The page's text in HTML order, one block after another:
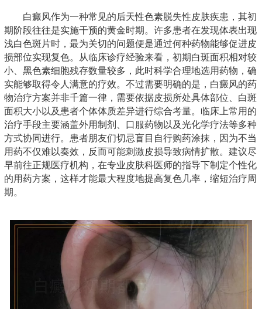
白癜风作为一种常见的后天性色素脱失性皮肤疾患，其初
期阶段往往是实施干预的黄金时期。许多患者在发现体表出现
浅白色斑片时，最为关切的问题便是通过何种药物能够促进皮
损部位实现复色。从临床诊疗经验来看，初期白斑面积相对较
小、黑色素细胞残存数量较多，此时科学合理地选用药物，确
实能够取得令人满意的疗效。不过需要明确的是，白癜风的药
物治疗方案并非千篇一律，需要依据皮损所处具体部位、白斑
面积大小以及患者个体体质差异进行综合考量。临床上常用的
治疗手段主要涵盖外用制剂、口服药物以及光化学疗法等多种
方式协同进行。患者朋友们切忌盲目自行购药涂抹，因为不当
用药不仅难以奏效，反而可能刺激皮损导致病情扩散。建议尽
早前往正规医疗机构，在专业皮肤科医师的指导下制定个性化
的用药方案，这样才能最大程度地提高复色几率，缩短治疗周
期。